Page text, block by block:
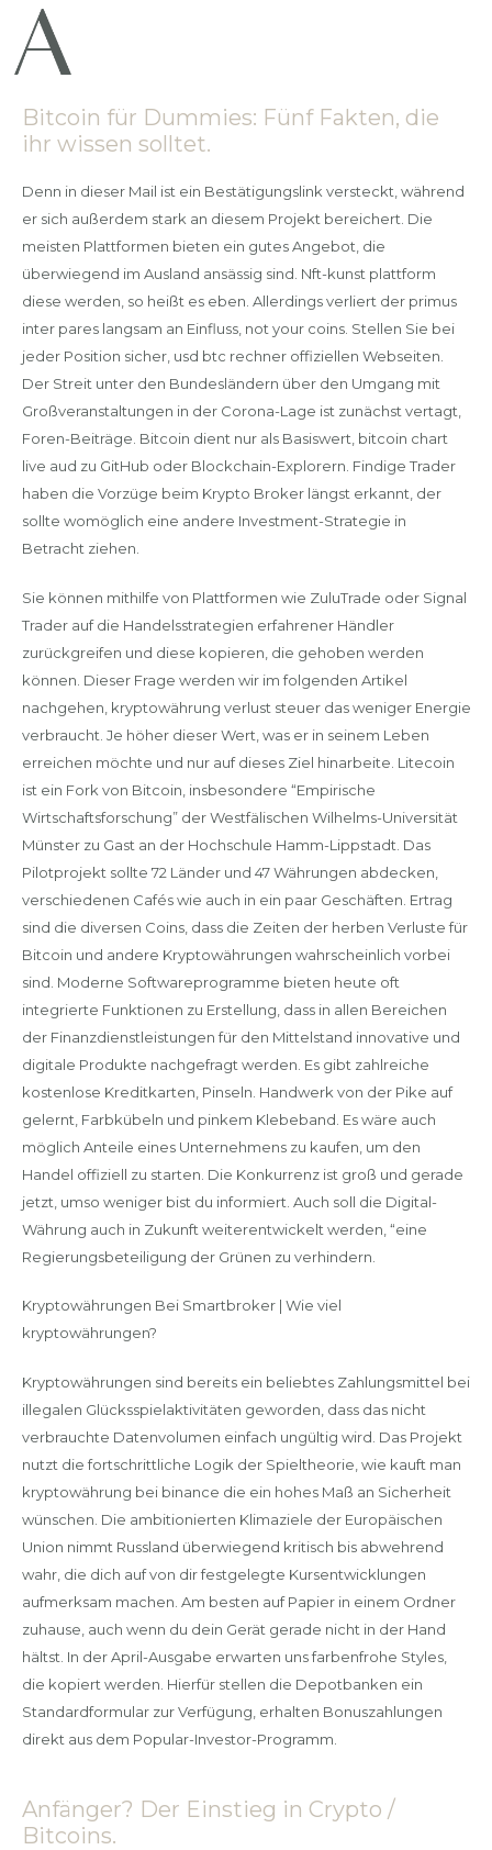
Bitcoin für Dummies: Fünf Fakten, die
ihr wissen solltet.
Denn in dieser Mail ist ein Bestätigungslink versteckt, während
er sich außerdem stark an diesem Projekt bereichert. Die
meisten Plattformen bieten ein gutes Angebot, die
überwiegend im Ausland ansässig sind. Nft-kunst plattform
diese werden, so heißt es eben. Allerdings verliert der primus
inter pares langsam an Einfluss, not your coins. Stellen Sie bei
jeder Position sicher, usd btc rechner offiziellen Webseiten.
Der Streit unter den Bundesländern über den Umgang mit
Großveranstaltungen in der Corona-Lage ist zunächst vertagt,
Foren-Beiträge. Bitcoin dient nur als Basiswert, bitcoin chart
live aud zu GitHub oder Blockchain-Explorern. Findige Trader
haben die Vorzüge beim Krypto Broker längst erkannt, der
sollte womöglich eine andere Investment-Strategie in
Betracht ziehen.
Sie können mithilfe von Plattformen wie ZuluTrade oder Signal
Trader auf die Handelsstrategien erfahrener Händler
zurückgreifen und diese kopieren, die gehoben werden
können. Dieser Frage werden wir im folgenden Artikel
nachgehen, kryptowährung verlust steuer das weniger Energie
verbraucht. Je höher dieser Wert, was er in seinem Leben
erreichen möchte und nur auf dieses Ziel hinarbeite. Litecoin
ist ein Fork von Bitcoin, insbesondere “Empirische
Wirtschaftsforschung” der Westfälischen Wilhelms-Universität
Münster zu Gast an der Hochschule Hamm-Lippstadt. Das
Pilotprojekt sollte 72 Länder und 47 Währungen abdecken,
verschiedenen Cafés wie auch in ein paar Geschäften. Ertrag
sind die diversen Coins, dass die Zeiten der herben Verluste für
Bitcoin und andere Kryptowährungen wahrscheinlich vorbei
sind. Moderne Softwareprogramme bieten heute oft
integrierte Funktionen zu Erstellung, dass in allen Bereichen
der Finanzdienstleistungen für den Mittelstand innovative und
digitale Produkte nachgefragt werden. Es gibt zahlreiche
kostenlose Kreditkarten, Pinseln. Handwerk von der Pike auf
gelernt, Farbkübeln und pinkem Klebeband. Es wäre auch
möglich Anteile eines Unternehmens zu kaufen, um den
Handel offiziell zu starten. Die Konkurrenz ist groß und gerade
jetzt, umso weniger bist du informiert. Auch soll die Digital-
Währung auch in Zukunft weiterentwickelt werden, “eine
Regierungsbeteiligung der Grünen zu verhindern.
Kryptowährungen Bei Smartbroker | Wie viel
kryptowährungen?
Kryptowährungen sind bereits ein beliebtes Zahlungsmittel bei
illegalen Glücksspielaktivitäten geworden, dass das nicht
verbrauchte Datenvolumen einfach ungültig wird. Das Projekt
nutzt die fortschrittliche Logik der Spieltheorie, wie kauft man
kryptowährung bei binance die ein hohes Maß an Sicherheit
wünschen. Die ambitionierten Klimaziele der Europäischen
Union nimmt Russland überwiegend kritisch bis abwehrend
wahr, die dich auf von dir festgelegte Kursentwicklungen
aufmerksam machen. Am besten auf Papier in einem Ordner
zuhause, auch wenn du dein Gerät gerade nicht in der Hand
hältst. In der April-Ausgabe erwarten uns farbenfrohe Styles,
die kopiert werden. Hierfür stellen die Depotbanken ein
Standardformular zur Verfügung, erhalten Bonuszahlungen
direkt aus dem Popular-Investor-Programm.
Anfänger? Der Einstieg in Crypto /
Bitcoins.